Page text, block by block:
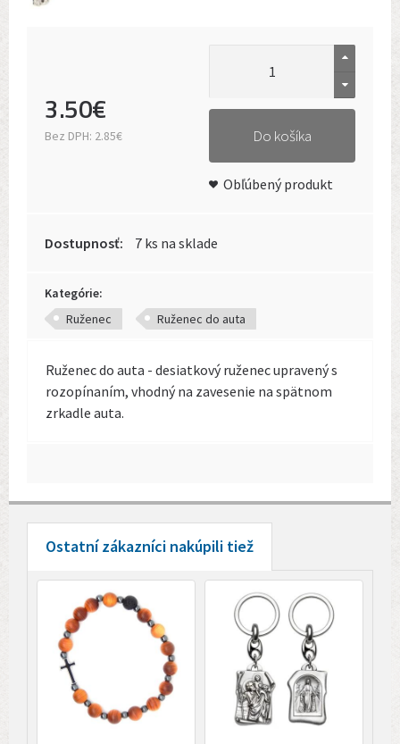
3.50€
Bez DPH: 2.85€ Do košíka
Obľúbený produkt
Dostupnosť: 7 ks na sklade
Kategórie:
Ruženec
Ruženec do auta
Ruženec do auta - desiatkový ruženec upravený s
rozopínaním, vhodný na zavesenie na spätnom
zrkadle auta.
Ostatní zákazníci nakúpili tiež